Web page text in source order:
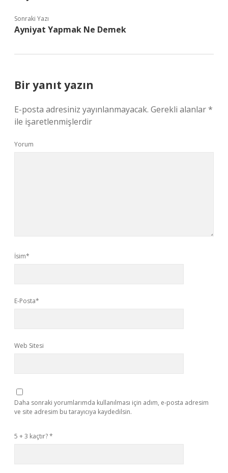
Sonraki Yazı
Ayniyat Yapmak Ne Demek
Bir yanıt yazın
E-posta adresiniz yayınlanmayacak. Gerekli alanlar*
ile işaretlenmişlerdir
Yorum
İsim*
E-Posta*
Web Sitesi
Daha sonraki yorumlarımda kullanılması için adım, e-posta adresim
ve site adresim bu tarayıcıya kaydedilsin.
5 + 3 kaçtır?*